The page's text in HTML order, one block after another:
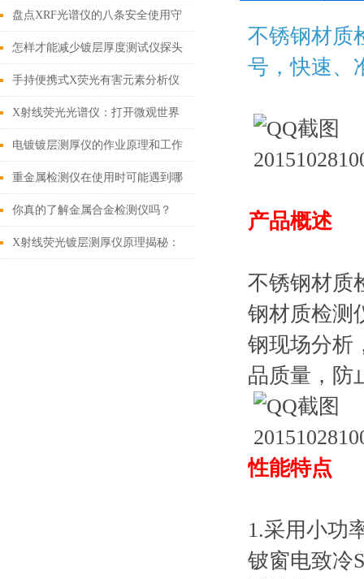
测方案
盘点XRF光谱仪的八条安全使用守
则
怎样才能减少镀层厚度测试仪探头
的磨损？
手持便携式X荧光有害元素分析仪
六大性能优势
X射线荧光光谱仪：打开微观世界
的钥匙
电镀镀层测厚仪的作业原理和工作
条件
重金属检测仪在使用时可能遇到哪
些问题?如何解决?
你真的了解金属合金检测仪吗？
X射线荧光镀层测厚仪原理揭秘：
不锈钢材质
号，快速、
产品概述
不锈钢材质
钢材质检测
钢现场分析
品质量，防
性能特点
1.采用小功
铍窗电致冷